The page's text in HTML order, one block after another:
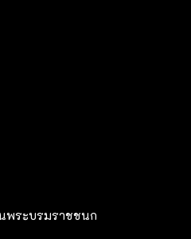
พระบรมราชชนก